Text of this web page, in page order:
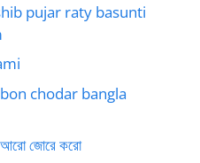
shib pujar raty basunti
bon chodar bangla
আরো জোরে করো